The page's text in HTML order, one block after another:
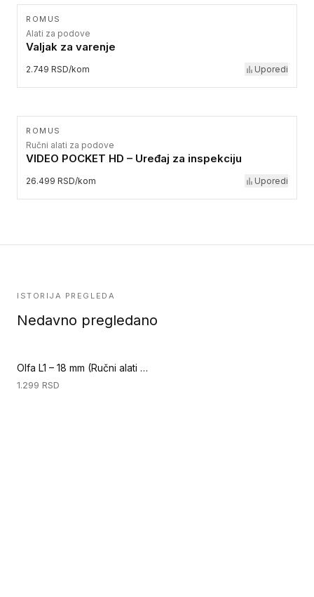
ROMUS
Alati za podove
Valjak za varenje
2.749 RSD/kom Uporedi
ROMUS
Ručni alati za podove
VIDEO POCKET HD – Uređaj za inspekciju
26.499 RSD/kom Uporedi
ISTORIJA PREGLEDA
Nedavno pregledano
Olfa L1 – 18 mm (Ručni alati za podove)
1.299 RSD